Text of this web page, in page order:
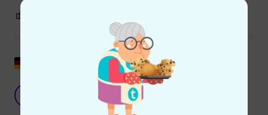
Högsta kvalitet
Radau 12.08.2020